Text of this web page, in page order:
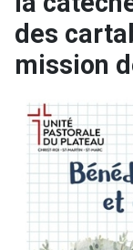
des
mission